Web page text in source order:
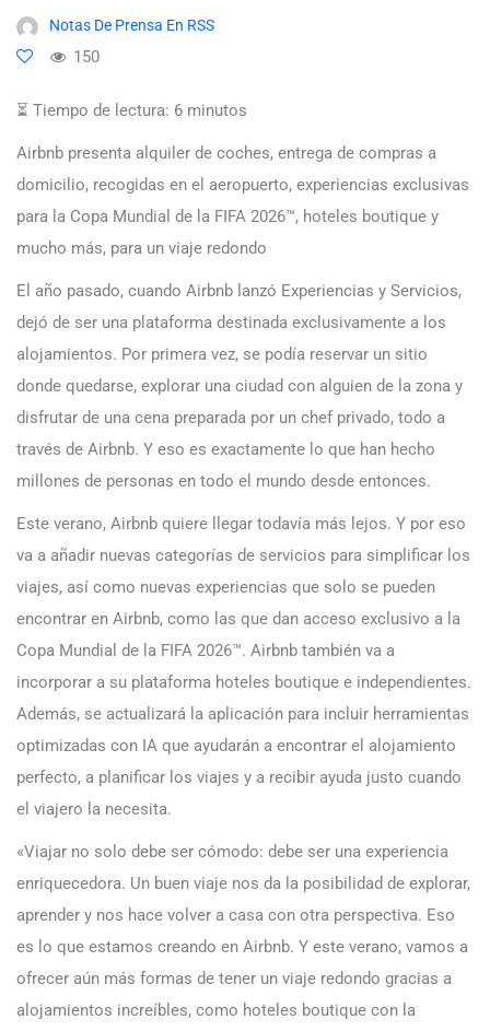
Notas De Prensa En RSS
150
⏳ Tiempo de lectura: 6 minutos
Airbnb presenta alquiler de coches, entrega de compras a
domicilio, recogidas en el aeropuerto, experiencias exclusivas
para la Copa Mundial de la FIFA 2026™, hoteles boutique y
mucho más, para un viaje redondo
El año pasado, cuando Airbnb lanzó Experiencias y Servicios,
dejó de ser una plataforma destinada exclusivamente a los
alojamientos. Por primera vez, se podía reservar un sitio
donde quedarse, explorar una ciudad con alguien de la zona y
disfrutar de una cena preparada por un chef privado, todo a
través de Airbnb. Y eso es exactamente lo que han hecho
millones de personas en todo el mundo desde entonces.
Este verano, Airbnb quiere llegar todavía más lejos. Y por eso
va a añadir nuevas categorías de servicios para simplificar los
viajes, así como nuevas experiencias que solo se pueden
encontrar en Airbnb, como las que dan acceso exclusivo a la
Copa Mundial de la FIFA 2026™. Airbnb también va a
incorporar a su plataforma hoteles boutique e independientes.
Además, se actualizará la aplicación para incluir herramientas
optimizadas con IA que ayudarán a encontrar el alojamiento
perfecto, a planificar los viajes y a recibir ayuda justo cuando
el viajero la necesita.
«Viajar no solo debe ser cómodo: debe ser una experiencia
enriquecedora. Un buen viaje nos da la posibilidad de explorar,
aprender y nos hace volver a casa con otra perspectiva. Eso
es lo que estamos creando en Airbnb. Y este verano, vamos a
ofrecer aún más formas de tener un viaje redondo gracias a
alojamientos increíbles, como hoteles boutique con la